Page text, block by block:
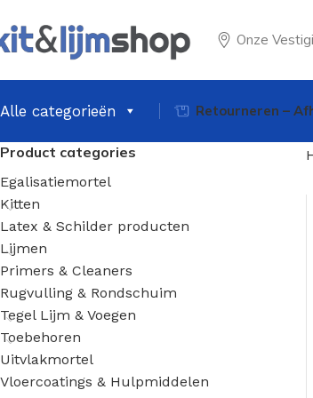
Onze
Alle categorieën Retourneren –
Product categories
Egalisatiemortel
Kitten
Latex & Schilder producten
Lijmen
Primers & Cleaners
Rugvulling & Rondschuim
Tegel Lijm & Voegen
Toebehoren
Uitvlakmortel
Vloercoatings & Hulpmiddelen